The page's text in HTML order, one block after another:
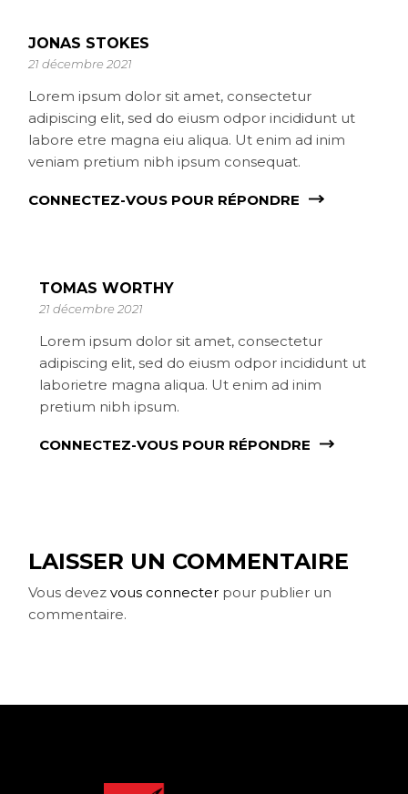
JONAS STOKES
21 décembre 2021
Lorem ipsum dolor sit amet, consectetur
adipiscing elit, sed do eiusm odpor incididunt ut
labore etre magna eiu aliqua. Ut enim ad inim
veniam pretium nibh ipsum consequat.
CONNECTEZ-VOUS POUR RÉPONDRE
TOMAS WORTHY
21 décembre 2021
Lorem ipsum dolor sit amet, consectetur
adipiscing elit, sed do eiusm odpor incididunt ut
laborietre magna aliqua. Ut enim ad inim
pretium nibh ipsum.
CONNECTEZ-VOUS POUR RÉPONDRE
LAISSER UN COMMENTAIRE
Vous devezvous connecter pour publier un
commentaire.